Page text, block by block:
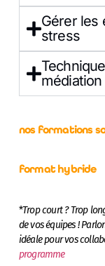
Gérer les
stress
médiation
nos formations
format hybride
*Trop court ? Trop
de vos équipes !
idéale pour vos
programme